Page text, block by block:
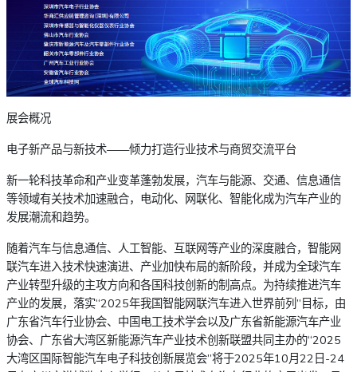
展会概况
电子新产品与新技术——倾力打造行业技术与商贸交流平台
新一轮科技革命和产业变革蓬勃发展，汽车与能源、交通、信息通信
等领域有关技术加速融合，电动化、网联化、智能化成为汽车产业的
发展潮流和趋势。
随着汽车与信息通信、人工智能、互联网等产业的深度融合，智能网
联汽车进入技术快速演进、产业加快布局的新阶段，并成为全球汽车
产业转型升级的主攻方向和各国科技创新的制高点。为持续推进汽车
产业的发展，落实“2025年我国智能网联汽车进入世界前列”目标，由
广东省汽车行业协会、中国电工技术学会以及广东省新能源汽车产业
协会、广东省大湾区新能源汽车产业技术创新联盟共同主办的“2025
大湾区国际智能汽车电子科技创新展览会”将于2025年10月22日-24